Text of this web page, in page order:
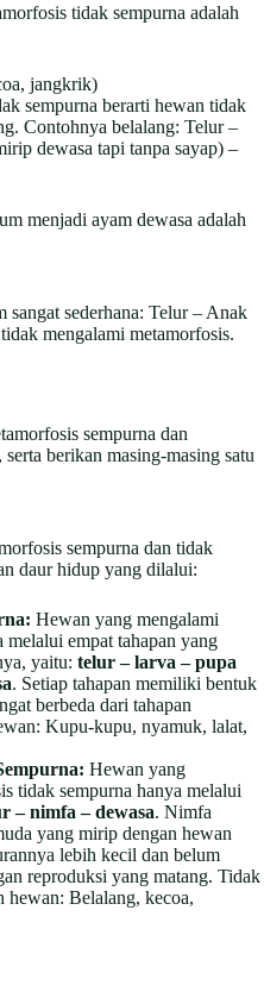
tidak sempurna adalah
jangkrik)
sempurna berarti hewan tidak
Contohnya belalang: Telur –
dewasa tapi tanpa sayap) –
menjadi ayam dewasa adalah
sangat sederhana: Telur – Anak
mengalami metamorfosis.
sempurna dan
berikan masing-masing satu
sempurna dan tidak
daur hidup yang dilalui:
Hewan yang mengalami
melalui empat tahapan yang
yaitu: telur – larva – pupa
. Setiap tahapan memiliki bentuk
berbeda dari tahapan
Kupu-kupu, nyamuk, lalat,
Hewan yang
tidak sempurna hanya melalui
– nimfa – dewasa. Nimfa
yang mirip dengan hewan
lebih kecil dan belum
reproduksi yang matang. Tidak
hewan: Belalang, kecoa,